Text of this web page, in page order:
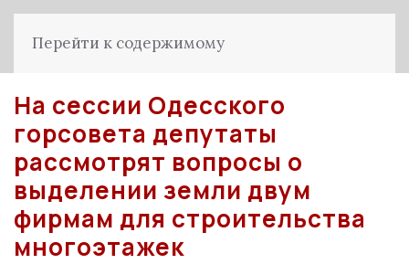
Перейти к содержимому
На сессии Одесского
горсовета депутаты
рассмотрят вопросы о
выделении земли двум
фирмам для строительства
многоэтажек